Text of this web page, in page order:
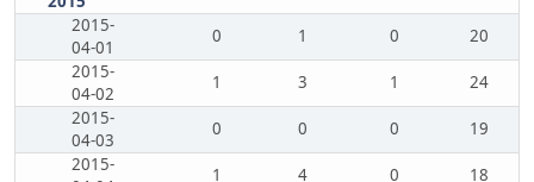
2015-
04-01
0 1 0
20
2015-
04-02
1 3 1
24
2015-
04-03
0 0 0
19
2015-
1 4 0
18